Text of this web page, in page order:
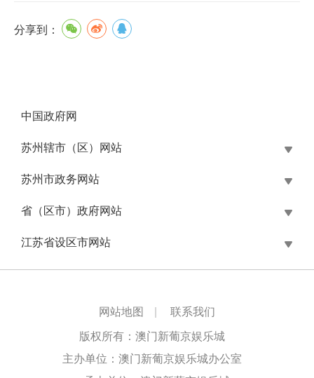
分享到：
中国政府网
苏州辖市（区）网站
苏州市政务网站
省（区市）政府网站
江苏省设区市网站
网站地图 |
联系我们
版权所有：澳门新葡京娱乐城
主办单位：澳门新葡京娱乐城办公室